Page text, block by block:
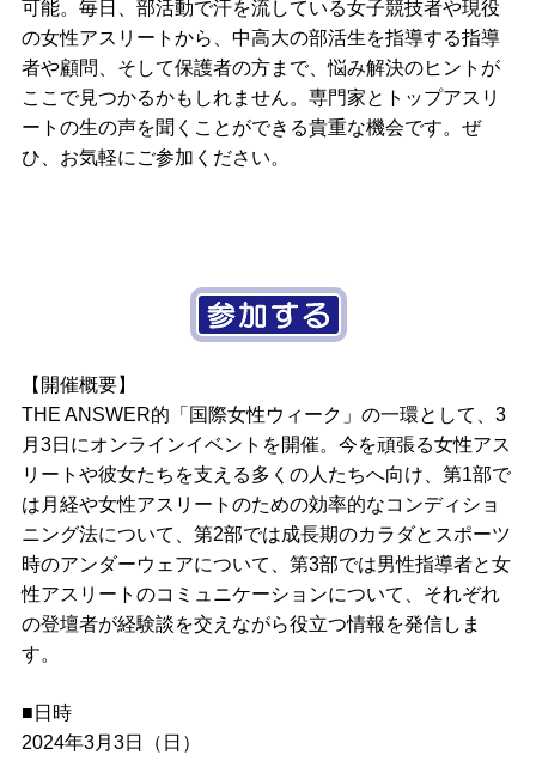
可能。毎日、部活動で汗を流している女子競技者や現役
の女性アスリートから、中高大の部活生を指導する指導
者や顧問、そして保護者の方まで、悩み解決のヒントが
ここで見つかるかもしれません。専門家とトップアスリ
ートの生の声を聞くことができる貴重な機会です。ぜ
ひ、お気軽にご参加ください。
【開催概要】
THE ANSWER的「国際女性ウィーク」の一環として、3
月3日にオンラインイベントを開催。今を頑張る女性アス
リートや彼女たちを支える多くの人たちへ向け、第1部で
は月経や女性アスリートのための効率的なコンディショ
ニング法について、第2部では成長期のカラダとスポーツ
時のアンダーウェアについて、第3部では男性指導者と女
性アスリートのコミュニケーションについて、それぞれ
の登壇者が経験談を交えながら役立つ情報を発信しま
す。
■日時
2024年3月3日（日）